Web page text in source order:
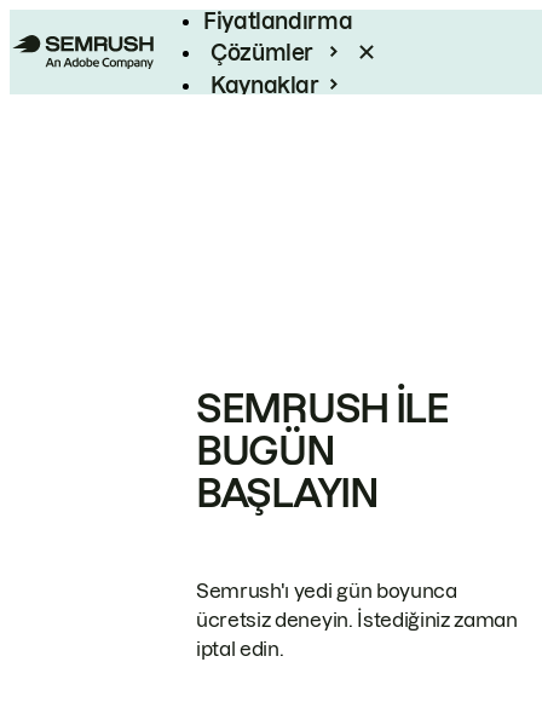
Fiyatlandırma
Çözümler
Kaynaklar
SEMRUSH ILE
BUGÜN
BAŞLAYIN
Semrush'ı yedi gün boyunca
ücretsiz deneyin. İstediğiniz zaman
iptal edin.